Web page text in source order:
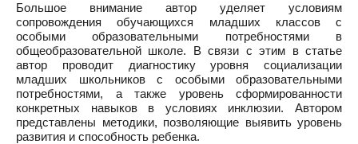
Большое внимание автор уделяет условиям
сопровождения обучающихся младших классов с
особыми образовательными потребностями в
общеобразовательной школе. В связи с этим в статье
автор проводит диагностику уровня социализации
младших школьников с особыми образовательными
потребностями, а также уровень сформированности
конкретных навыков в условиях инклюзии. Автором
представлены методики, позволяющие выявить уровень
развития и способность ребенка.